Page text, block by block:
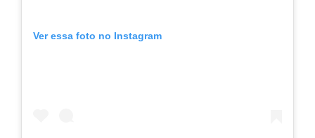
Ver essa foto no Instagram